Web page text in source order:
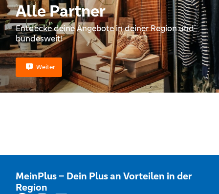
Alle Partner
Entdecke deine Angebote in deiner Region und
bundesweit!
Weiter
MeinPlus – Dein Plus an Vorteilen in der
Region